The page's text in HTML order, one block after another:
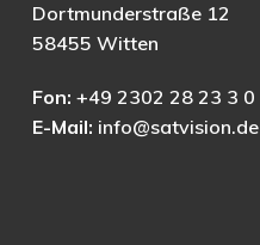
Dortmunderstraße 12
58455 Witten
Fon: +49 2302 28 23 3 0
E-Mail: info@satvision.de